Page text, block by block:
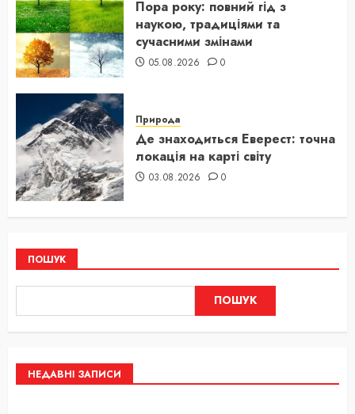
Пора року: повний гід з
наукою, традиціями та
сучасними змінами
05.08.2026 0
Природа
Де знаходиться Еверест: точна
локація на карті світу
03.08.2026 0
ПОШУК
ПОШУК
НЕДАВНІ ЗАПИСИ